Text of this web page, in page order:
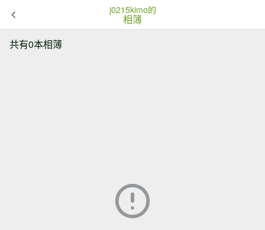
j0215kimo的
相簿
共有0本相簿